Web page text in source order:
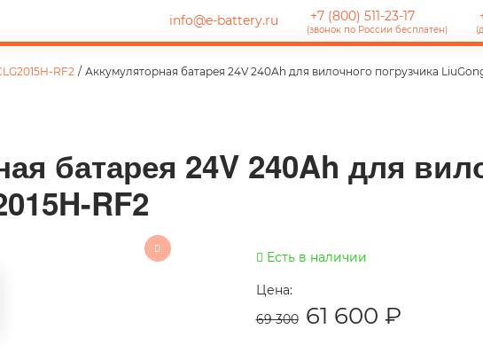
info@e-battery.ru +7 (800) 511-23-17
(звонок по России бесплатен)
RF2 / Аккумуляторная батарея 24V 240Ah для вилочного погрузчика
батарея 24V 240Ah для
RF2
Есть в наличии
Цена:
69 300 61 600 ₽